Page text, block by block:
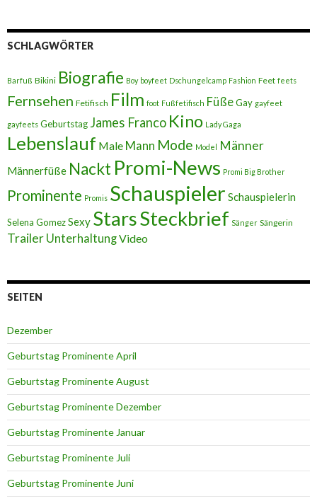
SCHLAGWÖRTER
Barfuß Bikini Biografie Boy boyfeet Dschungelcamp Fashion Feet feets
Fernsehen Fetifisch Film foot Fußfetifisch FüßeGay gayfeet
gayfeets Geburtstag James Franco Kino Lady Gaga
Lebenslauf Male Mann Mode Model Männer
Männerfüße Nackt Promi-News Promi Big Brother
Prominente Promis Schauspieler Schauspielerin
Selena GomezSexy StarsSteckbrief Sänger Sängerin
Trailer UnterhaltungVideo
SEITEN
Dezember
Geburtstag Prominente April
Geburtstag Prominente August
Geburtstag Prominente Dezember
Geburtstag Prominente Januar
Geburtstag Prominente Juli
Geburtstag Prominente Juni